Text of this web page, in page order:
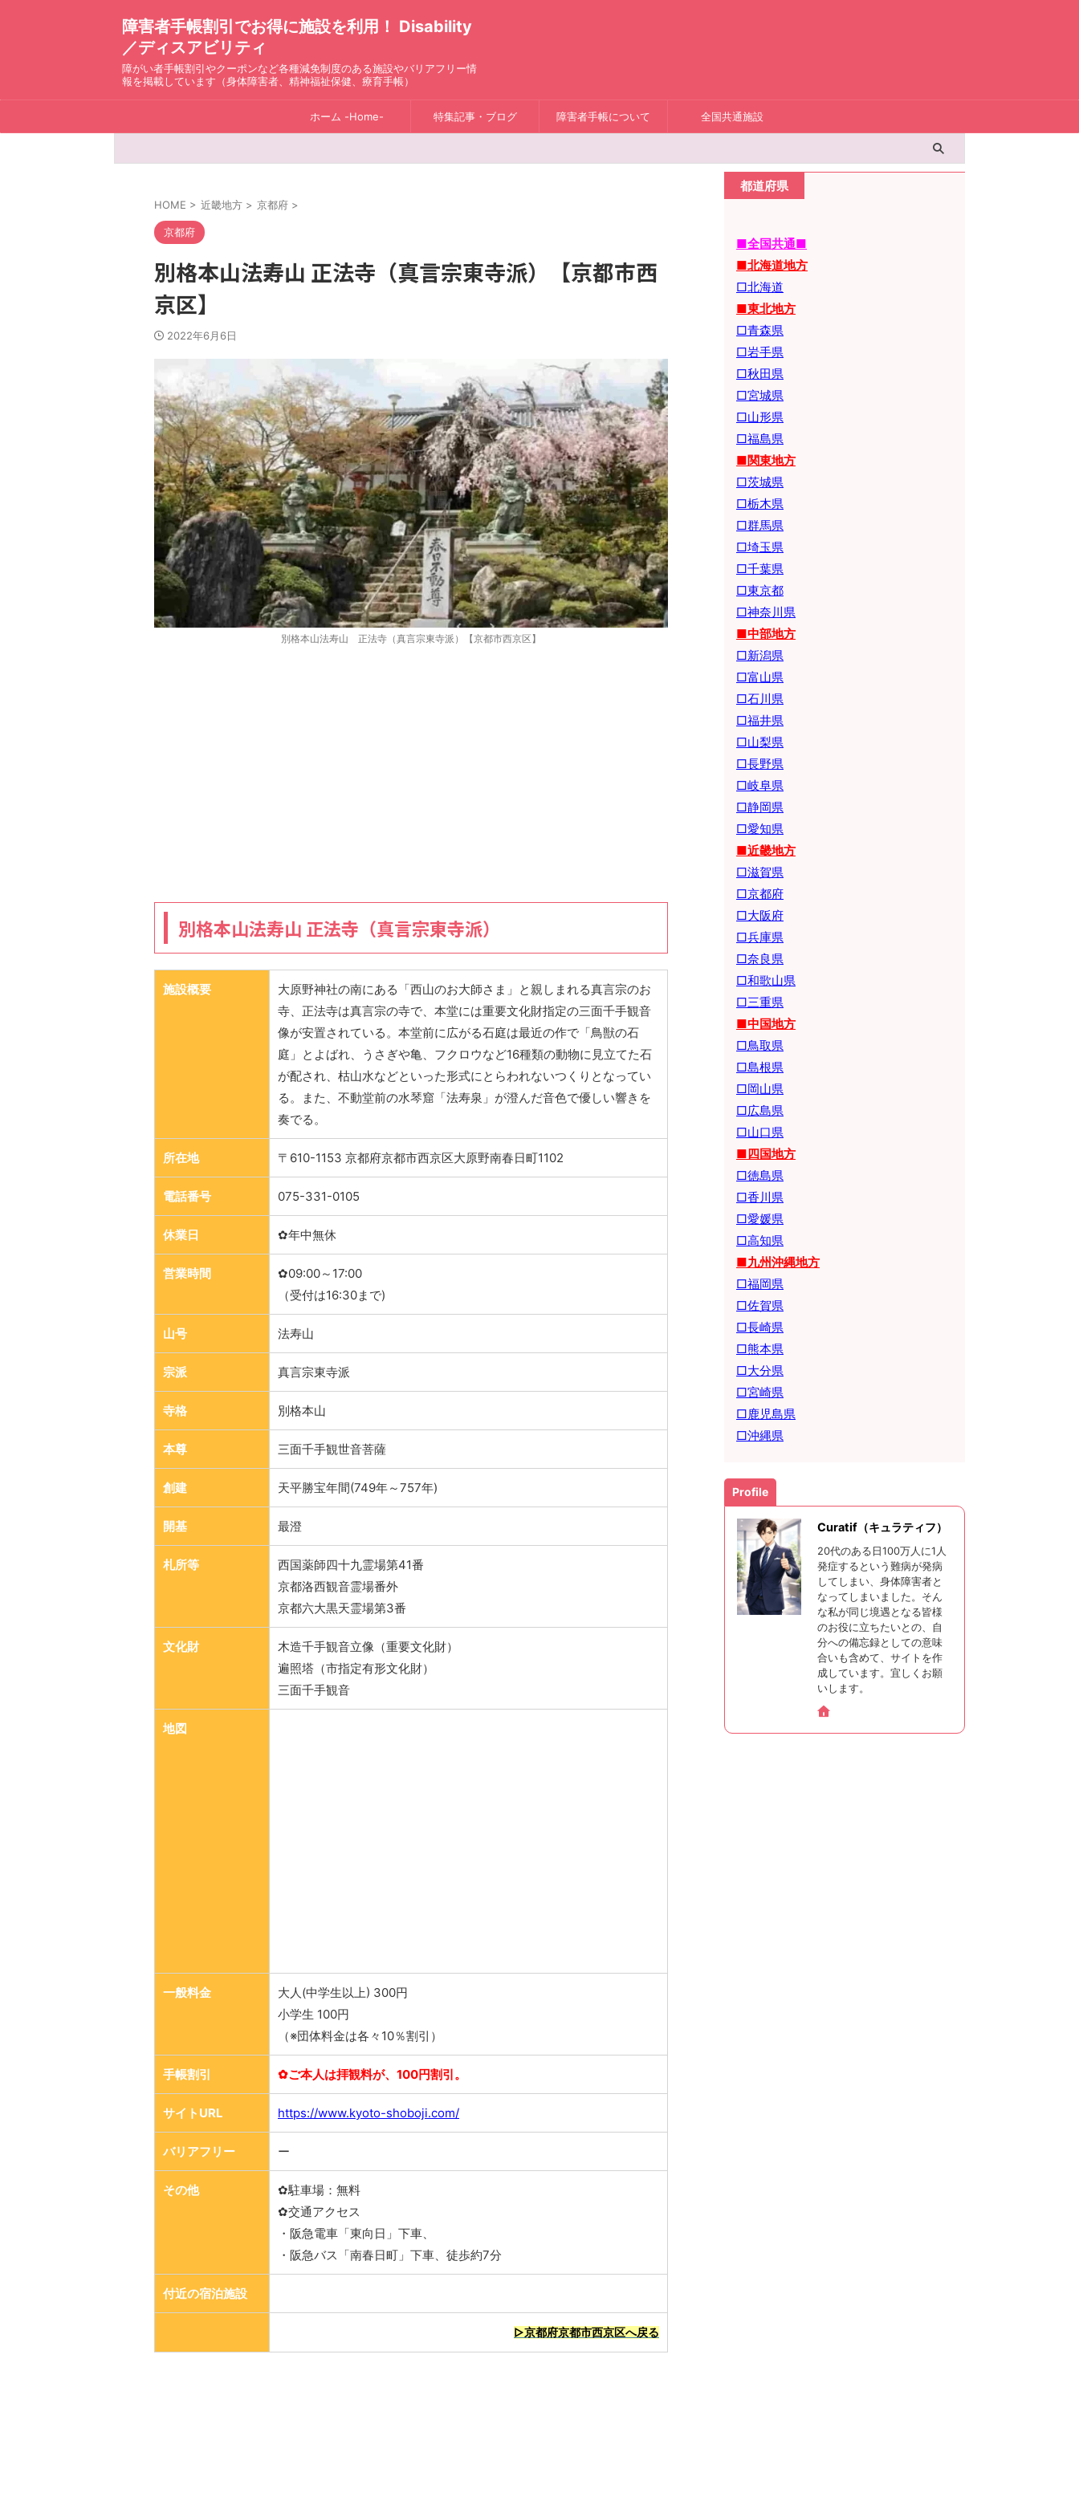
障害者手帳割引でお得に施設を利用！ Disability
／ディスアビリティ
障がい者手帳割引やクーポンなど各種減免制度のある施設やバリアフリー情
報を掲載しています（身体障害者、精神福祉保健、療育手帳）
ホーム -Home- 特集記事・ブログ 障害者手帳について 全国共通施設
HOME > 近畿地方 > 京都府 >
京都府
別格本山法寿山 正法寺（真言宗東寺派）【京都市西
京区】
2022年6月6日
別格本山法寿山 正法寺（真言宗東寺派）【京都市西京区】
別格本山法寿山 正法寺（真言宗東寺派）
施設概要
大原野神社の南にある「西山のお大師さま」と親しまれる真言宗のお
寺、正法寺は真言宗の寺で、本堂には重要文化財指定の三面千手観音
像が安置されている。本堂前に広がる石庭は最近の作で「鳥獣の石
庭」とよばれ、うさぎや亀、フクロウなど16種類の動物に見立てた石
が配され、枯山水などといった形式にとらわれないつくりとなってい
る。また、不動堂前の水琴窟「法寿泉」が澄んだ音色で優しい響きを
奏でる。
所在地 〒610-1153 京都府京都市西京区大原野南春日町1102
電話番号 075-331-0105
休業日 ✿年中無休
営業時間
✿09:00～17:00
（受付は16:30まで)
山号 法寿山
宗派 真言宗東寺派
寺格 別格本山
本尊 三面千手観世音菩薩
創建 天平勝宝年間(749年～757年)
開基 最澄
札所等
西国薬師四十九霊場第41番
京都洛西観音霊場番外
京都六大黒天霊場第3番
文化財
木造千手観音立像（重要文化財）
遍照塔（市指定有形文化財）
三面千手観音
地図
一般料金
大人(中学生以上) 300円
小学生 100円
（※団体料金は各々10％割引）
手帳割引 ✿ご本人は拝観料が、100円割引。
サイトURL https://www.kyoto-shoboji.com/
バリアフリー ー
その他
✿駐車場：無料
✿交通アクセス
・阪急電車「東向日」下車、
・阪急バス「南春日町」下車、徒歩約7分
付近の宿泊施設
▷京都府京都市西京区へ戻る
都道府県
■全国共通■
■北海道地方
□北海道
■東北地方
□青森県
□岩手県
□秋田県
□宮城県
□山形県
□福島県
■関東地方
□茨城県
□栃木県
□群馬県
□埼玉県
□千葉県
□東京都
□神奈川県
■中部地方
□新潟県
□富山県
□石川県
□福井県
□山梨県
□長野県
□岐阜県
□静岡県
□愛知県
■近畿地方
□滋賀県
□京都府
□大阪府
□兵庫県
□奈良県
□和歌山県
□三重県
■中国地方
□鳥取県
□島根県
□岡山県
□広島県
□山口県
■四国地方
□徳島県
□香川県
□愛媛県
□高知県
■九州沖縄地方
□福岡県
□佐賀県
□長崎県
□熊本県
□大分県
□宮崎県
□鹿児島県
□沖縄県
Profile
Curatif（キュラティフ）
20代のある日100万人に1人
発症するという難病が発病
してしまい、身体障害者と
なってしまいました。そん
な私が同じ境遇となる皆様
のお役に立ちたいとの、自
分への備忘録としての意味
合いも含めて、サイトを作
成しています。宜しくお願
いします。